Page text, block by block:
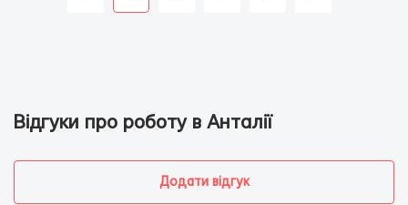
Відгуки про роботу в Анталії
Додати відгук